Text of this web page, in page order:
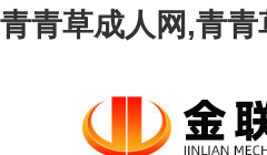
青青草成人网,青